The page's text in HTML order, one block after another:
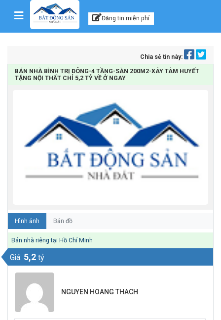
Skip to content Kênh thông tin, tư vấn
Đăng tin miễn phí
Chia sẻ tin này:
BÁN NHÀ BÌNH TRỊ ĐÔNG-4 TẦNG-SÀN 200M2-XÂY TÂM HUYẾT
TẶNG NỘI THẤT CHỈ 5,2 TỶ VỀ Ở NGAY
Hình ảnh Bản đồ
Bán nhà riêng tại Hồ Chí Minh
Giá: 5,2 tỷ
NGUYEN HOANG THACH